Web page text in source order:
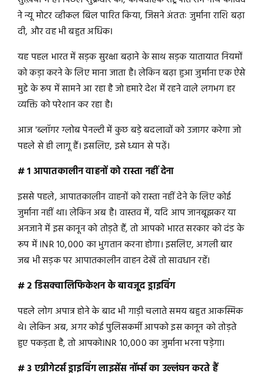
ने न्यू मोटर व्हीकल बिल पारित किया, जिसने अंततः जुर्माना राशि बढ़ा
दी, और वह भी बहुत अधिक।
यह पहल भारत में सड़क सुरक्षा बढ़ाने के साथ सड़क यातायात नियमों
को कड़ा करने के लिए माना जाता है। लेकिन बढ़ा हुआ जुर्माना एक ऐसे
मुद्दे के रूप में सामने आ रहा है जो हमारे देश में रहने वाले लगभग हर
व्यक्ति को परेशान कर रहा है।
आज 'ब्लॉगर ग्लोब पेनल्टी में कुछ बड़े बदलावों को उजागर करेगा जो
पहले से ही लागू हैं। इसलिए, इसे ध्यान से पढ़ें।
# 1 आपातकालीन वाहनों को रास्ता नहीं देना
इससे पहले, आपातकालीन वाहनों को रास्ता नहीं देने के लिए कोई
जुर्माना नहीं था। लेकिन अब है। वास्तव में, यदि आप जानबूझकर या
अनजाने में इस कानून को तोड़ते हैं, तो आपको भारत सरकार को दंड के
रूप में INR 10,000 का भुगतान करना होगा। इसलिए, अगली बार
जब भी सड़क पर आपातकालीन वाहन देखें तो सावधान रहें।
# 2 डिसक्वालिफिकेशन के बावजूद ड्राइविंग
पहले लोग अपात्र होने के बाद भी गाड़ी चलाते समय बहुत आकस्मिक
थे। लेकिन अब, अगर कोई पुलिसकर्मी आपको इस कानून को तोड़ते
हुए पकड़ता है, तो आपकोINR 10,000 का जुर्माना भरना पड़ेगा।
# 3 एग्रीगेटर्स ड्राइविंग लाइसेंस नॉर्म्स का उल्लंघन करते हैं